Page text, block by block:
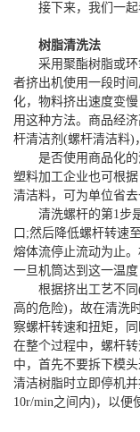
接下来，我们一
树脂清洗法
采用聚酯树脂或
者挤出机使用一段时
化，物料挤出速度变
用这种方法。商品经
杆清洁剂(螺杆清洁料)
是否使用商品化
塑料加工企业也可根
清洁料，可为单位省去
清洗螺杆的第1步
口;然后降低螺杆转速
熔体流停止流动为止。
一旦机筒达到这一温度
根据挤出工艺不
高的危险)，故在清洗
察螺杆转速和扭矩，
在整个过程中，螺杆
中，首先不要拆下模
清洁树脂时立即停机
10r/min之间内)，以便